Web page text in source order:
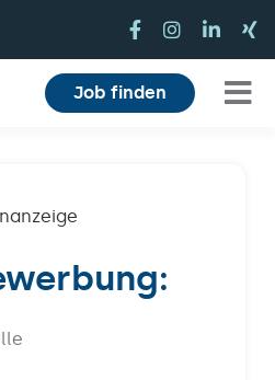
Job finden